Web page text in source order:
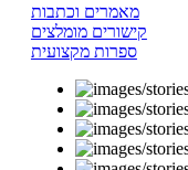
מאמרים וכתבות
קישורים מומלצים
ספרות מקצועית